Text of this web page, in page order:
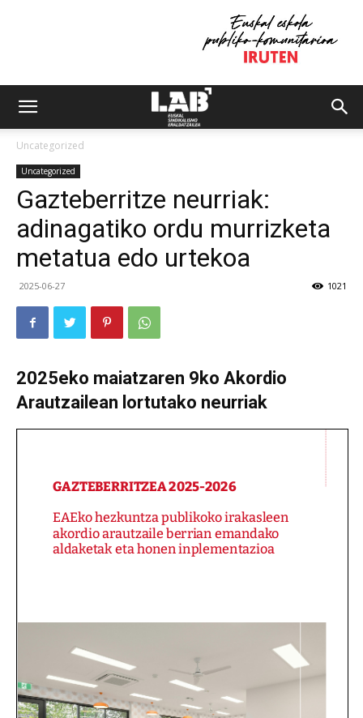
Uncategorized
Uncategorized
Gazteberritze neurriak:
adinagatiko ordu murrizketa
metatua edo urtekoa
2025-06-27 1021
2025eko maiatzaren 9ko Akordio
Arautzailean lortutako neurriak